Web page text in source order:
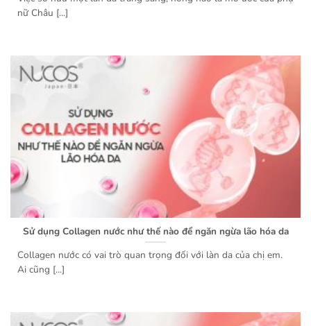
nữ Châu [...]
Sử dụng Collagen nước như thế nào để ngăn ngừa lão hóa da
Collagen nước có vai trò quan trọng đối với làn da của chị em.
Ai cũng [...]